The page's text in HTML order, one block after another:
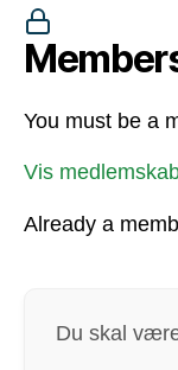
You must be a
Vis
Already a
Du skal